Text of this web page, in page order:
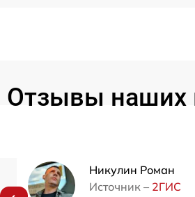
Отзывы наших
Никулин Роман
Источник – 2ГИС